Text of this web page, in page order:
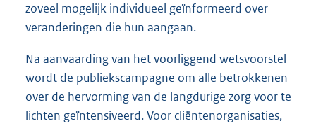
zoveel mogelijk individueel geïnformeerd over
veranderingen die hun aangaan.
Na aanvaarding van het voorliggend wetsvoorstel
wordt de publiekscampagne om alle betrokkenen
over de hervorming van de langdurige zorg voor te
lichten geïntensiveerd. Voor cliëntenorganisaties,